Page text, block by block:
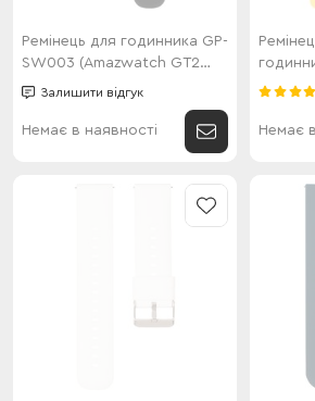
Ремінець для годинника GP-
SW003 (Amazwatch GT2
Lite) Black
Залишити відгук
Немає в наявності
Flat
Немає